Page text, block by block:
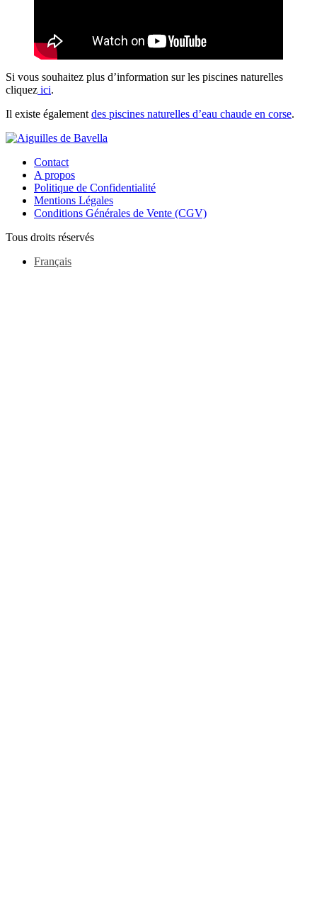
Si vous souhaitez plus d’information sur les piscines naturelles
cliquez ici.
Il existe également des piscines naturelles d’eau chaude en corse.
Contact
A propos
Politique de Confidentialité
Mentions Légales
Conditions Générales de Vente (CGV)
Tous droits réservés
Français